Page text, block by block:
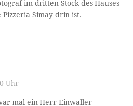
im dritten Stock des Hauses
Simay drin ist.
Uhr
mal ein Herr Einwaller